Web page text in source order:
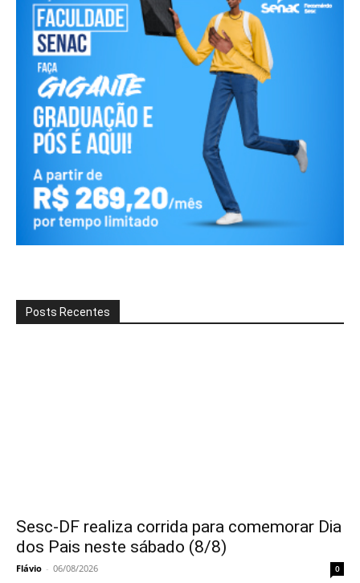
Posts Recentes
Sesc-DF realiza corrida para comemorar Dia
dos Pais neste sábado (8/8)
Flávio - 06/08/2026 0